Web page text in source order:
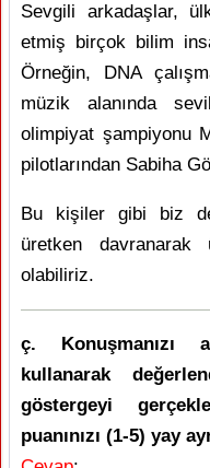
Sevgili arkadaşlar,
etmiş birçok bilim
Örneğin, DNA
müzik alanında
olimpiyat şampiyonu
pilotlarından Sabiha
Bu kişiler gibi biz
üretken
olabiliriz.
ç. Konuşmanızı
kullanarak
göstergeyi
puanınızı (1-5) yay